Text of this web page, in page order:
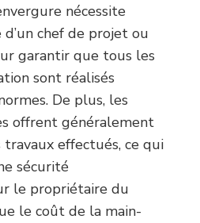
nécessite
chef de projet ou
garantir que tous les
sont réalisés
De plus, les
offrent généralement
effectués, ce qui
sécurité
le propriétaire du
le coût de la main-